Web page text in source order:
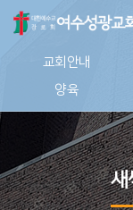
교회안내
양육
새